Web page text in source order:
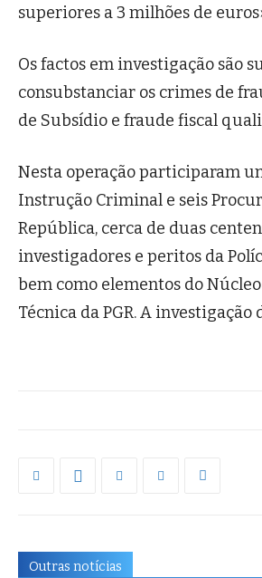
superiores a 3 milhões de
Os factos em investigação são
consubstanciar os crimes de
de Subsídio e fraude fiscal
Nesta operação participaram
Instrução Criminal e seis
República, cerca de duas
investigadores e peritos da
bem como elementos do
Técnica da PGR. A investigação
Outras notícias